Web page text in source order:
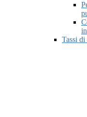
Tassi di